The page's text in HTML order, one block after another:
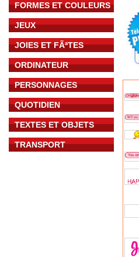
FORMES ET COULEURS
JEUX
JOIES ET FÃªTES
ORDINATEUR
PERSONNAGES
QUOTIDIEN
TEXTES ET OBJETS
TRANSPORT